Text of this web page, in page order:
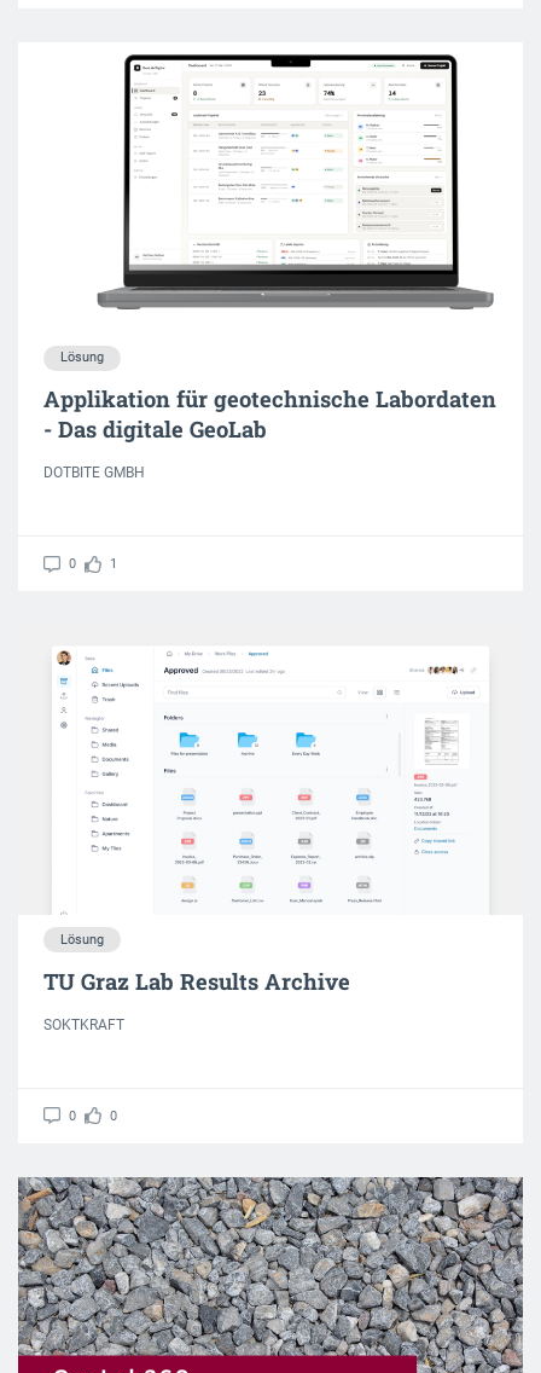
Lösung
Applikation für geotechnische Labordaten
- Das digitale GeoLab
DOTBITE GMBH
0 1
Lösung
TU Graz Lab Results Archive
SOKTKRAFT
0 0